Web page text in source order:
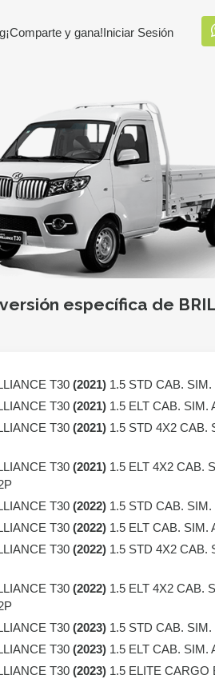
¡Comparte y gana!Iniciar Sesión
específica de
T30 (2021) 1.5 STD CAB. SIM.
T30 (2021) 1.5 ELT CAB. SIM.
T30 (2021) 1.5 STD 4X2 CAB.
T30 (2021) 1.5 ELT 4X2 CAB.
T30 (2022) 1.5 STD CAB. SIM.
T30 (2022) 1.5 ELT CAB. SIM.
T30 (2022) 1.5 STD 4X2 CAB.
T30 (2022) 1.5 ELT 4X2 CAB.
T30 (2023) 1.5 STD CAB. SIM.
T30 (2023) 1.5 ELT CAB. SIM.
T30 (2023) 1.5 ELITE CARGO